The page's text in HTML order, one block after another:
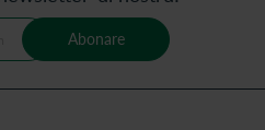
Abonare